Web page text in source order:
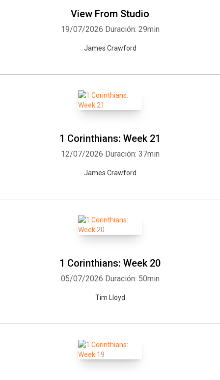
View From Studio
19/07/2026 Duración: 29min
James Crawford
1 Corinthians: Week 21
12/07/2026 Duración: 37min
James Crawford
1 Corinthians: Week 20
05/07/2026 Duración: 50min
Tim Lloyd